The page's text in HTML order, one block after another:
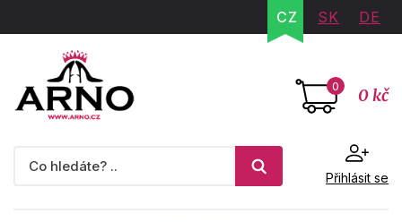
CZ SK DE
0 0 kč
Přihlásit se